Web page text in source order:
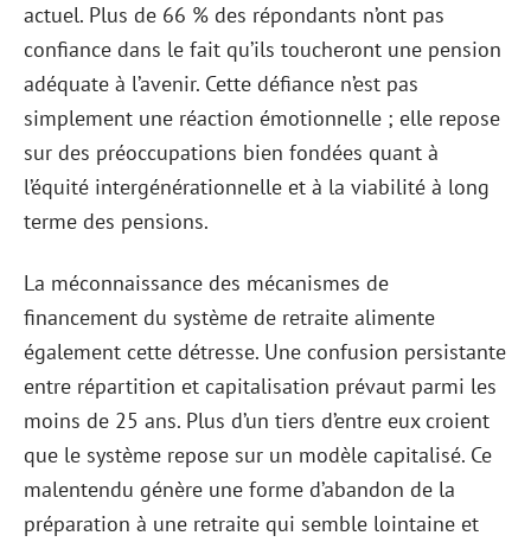
actuel. Plus de 66 % des répondants n’ont pas
confiance dans le fait qu’ils toucheront une pension
adéquate à l’avenir. Cette défiance n’est pas
simplement une réaction émotionnelle ; elle repose
sur des préoccupations bien fondées quant à
l’équité intergénérationnelle et à la viabilité à long
terme des pensions.
La méconnaissance des mécanismes de
financement du système de retraite alimente
également cette détresse. Une confusion persistante
entre répartition et capitalisation prévaut parmi les
moins de 25 ans. Plus d’un tiers d’entre eux croient
que le système repose sur un modèle capitalisé. Ce
malentendu génère une forme d’abandon de la
préparation à une retraite qui semble lointaine et